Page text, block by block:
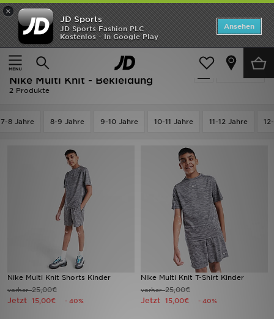
×
JD Sports
JD Sports Fashion PLC
Kostenlos - In Google Play
Ansehen
Home
Kinder Kleidung Jugendliche (8-15 Jahre)
Verfeinern
Kleidung Jugendliche (8-15 Jahre) -
Nike Multi Knit - Bekleidung
2 Produkte
7-8 Jahre 8-9 Jahre 9-10 Jahre 10-11 Jahre 11-12 Jahre
Nike Multi Knit Shorts Kinder
vorher25,00€
Jetzt 15,00€ - 40%
Nike Multi Knit T-Shirt Kinder
vorher25,00€
Jetzt 15,00€ - 40%
ANGEBOTE
Neuheiten
Herren
Lade die APP
Filialfinder